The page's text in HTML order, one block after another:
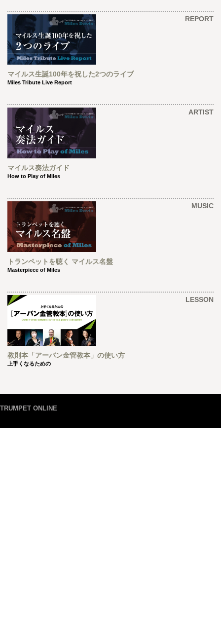
REPORT
マイルス生誕100年を祝した2つのライブ
Miles Tribute Live Report
ARTIST
マイルス奏法ガイド
How to Play of Miles
MUSIC
トランペットを聴く マイルス名盤
Masterpiece of Miles
LESSON
教則本「アーバン金管教本」の使い方
上手くなるための
TRUMPET ONLINE